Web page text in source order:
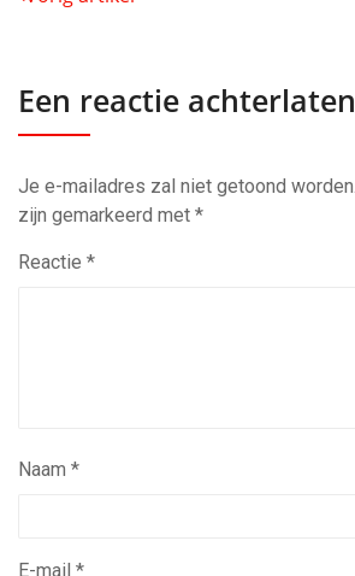
Een reactie achterlaten
Je e-mailadres zal niet getoond worden.
zijn gemarkeerd met *
Reactie *
Naam *
E-mail *